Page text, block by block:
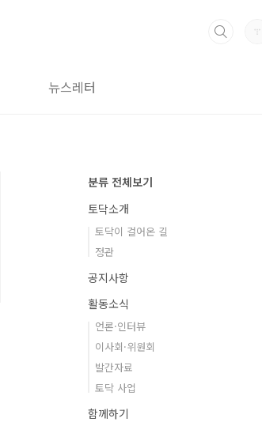
뉴스레터
분류 전체보기
토닥소개
토닥이 걸어온 길
정관
공지사항
활동소식
언론·인터뷰
이사회·위원회
발간자료
토닥 사업
함께하기